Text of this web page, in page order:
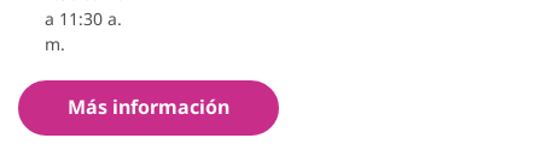
a 11:30 a.
m.
Más información